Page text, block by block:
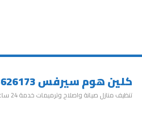
كلين هوم سيرفس 0543626173
تنظيف منازل صيانة واصلاح وترميمات خدمة 24 ساعة عمالة مميزة